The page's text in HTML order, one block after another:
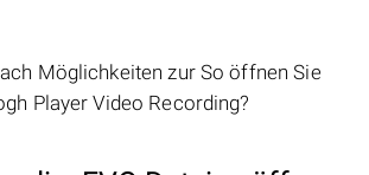
Möglichkeiten zur So öffnen Sie
Player Video Recording?